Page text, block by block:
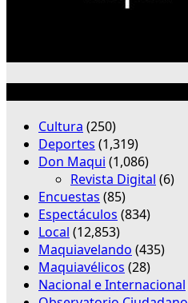
Cultura (250)
Deportes (1,319)
Don Maqui (1,086)
Revista Digital (6)
Encuestas (85)
Espectáculos (834)
Local (12,853)
Maquiavelando (435)
Maquiavélicos (28)
Nacional e Internacional